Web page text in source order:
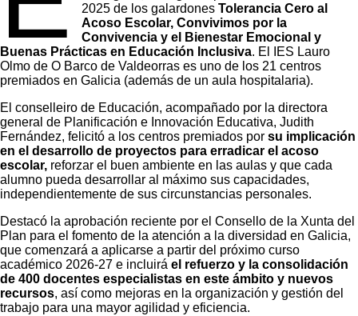
2025 de los galardonesTolerancia Cero al
Acoso Escolar, Convivimos por la
Convivencia y el Bienestar Emocional y
Buenas Prácticas en Educación Inclusiva. El IES Lauro
Olmo de O Barco de Valdeorras es uno de los 21 centros
premiados en Galicia (además de un aula hospitalaria).
El conselleiro de Educación, acompañado por la directora
general de Planificación e Innovación Educativa, Judith
Fernández, felicitó a los centros premiados por su implicación
en el desarrollo de proyectos para erradicar el acoso
escolar, reforzar el buen ambiente en las aulas y que cada
alumno pueda desarrollar al máximo sus capacidades,
independientemente de sus circunstancias personales.
Destacó la aprobación reciente por el Consello de la Xunta del
Plan para el fomento de la atención a la diversidad en Galicia,
que comenzará a aplicarse a partir del próximo curso
académico 2026-27 e incluirá el refuerzo y la consolidación
de 400 docentes especialistas en este ámbito y nuevos
recursos, así como mejoras en la organización y gestión del
trabajo para una mayor agilidad y eficiencia.